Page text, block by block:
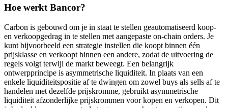
Hoe werkt Bancor?
Carbon is gebouwd om je in staat te stellen geautomatiseerd koop-
en verkoopgedrag in te stellen met aangepaste on-chain orders. Je
kunt bijvoorbeeld een strategie instellen die koopt binnen één
prijsklasse en verkoopt binnen een andere, zodat de uitvoering de
regels volgt terwijl de markt beweegt. Een belangrijk
ontwerpprincipe is asymmetrische liquiditeit. In plaats van een
enkele liquiditeitspositie af te dwingen om zowel buys als sells af te
handelen met dezelfde prijskromme, gebruikt asymmetrische
liquiditeit afzonderlijke prijskrommen voor kopen en verkopen. Dit